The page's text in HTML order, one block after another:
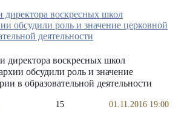
директора воскресных школ
обсудили роль и значение
в образовательной деятельности
15 01.11.2016 19:00